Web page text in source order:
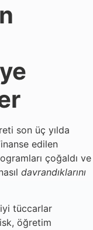
son üç yılda
edilen
çoğaldı ve
davrandıklarını
tüccarlar
öğretim